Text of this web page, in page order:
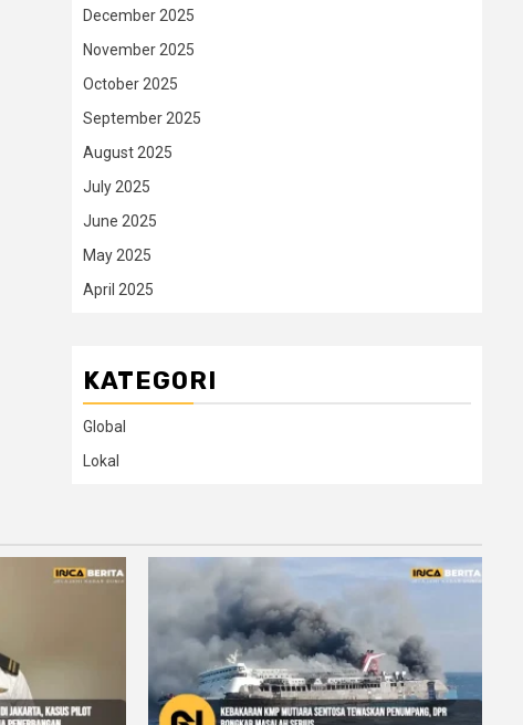
December 2025
November 2025
October 2025
September 2025
August 2025
July 2025
June 2025
May 2025
April 2025
KATEGORI
Global
Lokal